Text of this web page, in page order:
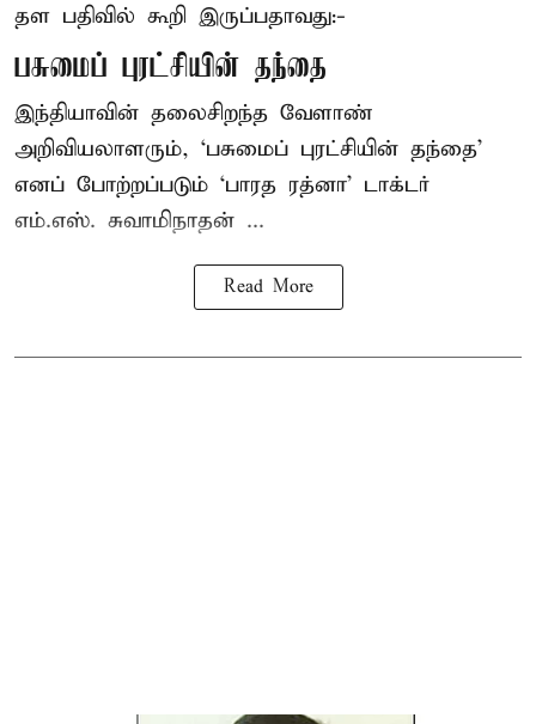
தள பதிவில் கூறி இருப்பதாவது:-
பசுமைப் புரட்சியின் தந்தை
இந்தியாவின் தலைசிறந்த வேளாண்
அறிவியலாளரும், ‘பசுமைப் புரட்சியின் தந்தை’
எனப் போற்றப்படும் ‘பாரத ரத்னா’ டாக்டர்
எம்.எஸ். சுவாமிநாதன் ...
Read More